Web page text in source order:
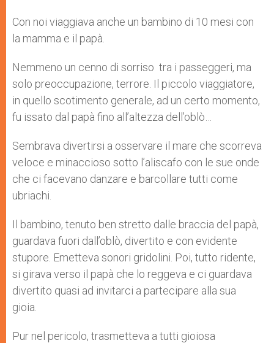
Con noi viaggiava anche un bambino di 10 mesi con
la mamma e il papà.
Nemmeno un cenno di sorriso tra i passeggeri, ma
solo preoccupazione, terrore. Il piccolo viaggiatore,
in quello scotimento generale, ad un certo momento,
fu issato dal papà fino all’altezza dell’oblò…
Sembrava divertirsi a osservare il mare che scorreva
veloce e minaccioso sotto l’aliscafo con le sue onde
che ci facevano danzare e barcollare tutti come
ubriachi.
Il bambino, tenuto ben stretto dalle braccia del papà,
guardava fuori dall’oblò, divertito e con evidente
stupore. Emetteva sonori gridolini. Poi, tutto ridente,
si girava verso il papà che lo reggeva e ci guardava
divertito quasi ad invitarci a partecipare alla sua
gioia.
Pur nel pericolo, trasmetteva a tutti gioiosa